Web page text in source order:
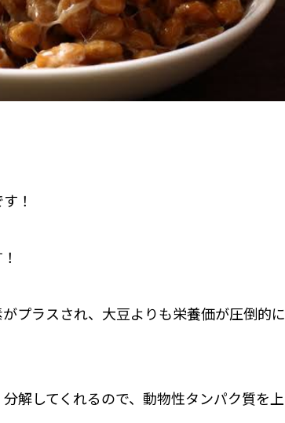
！
プラスされ、大豆よりも栄養価が圧倒的に
解してくれるので、動物性タンパク質を上